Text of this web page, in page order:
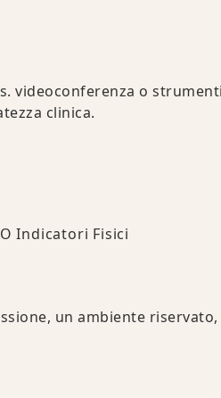
videoconferenza o
clinica.
Indicatori Fisici
un ambiente